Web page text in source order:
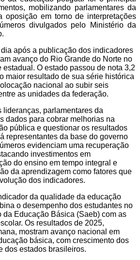
mobilizando parlamentares da
oposição em torno de interpretações
divulgados pelo Ministério da
após a publicação dos indicadores
avanço do Rio Grande do Norte no
O estado passou de nota 3,2
maior resultado de sua série histórica
nacional ao subir seis
as unidades da federação.
lideranças, parlamentares da
dados para cobrar melhorias na
pública e questionar os resultados
representantes da base do governo
evidenciam uma recuperação
investimentos em
do ensino em tempo integral e
da aprendizagem como fatores que
dos indicadores.
da qualidade da educação
o desempenho dos estudantes no
da Educação Básica (Saeb) com as
Os resultados de 2025,
mostram avanço nacional em
básica, com crescimento dos
dos estados brasileiros.